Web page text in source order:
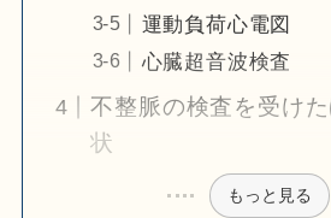
運動負荷心電図
心臓超音波検査
不整脈の検査を受け
状
もっと見る